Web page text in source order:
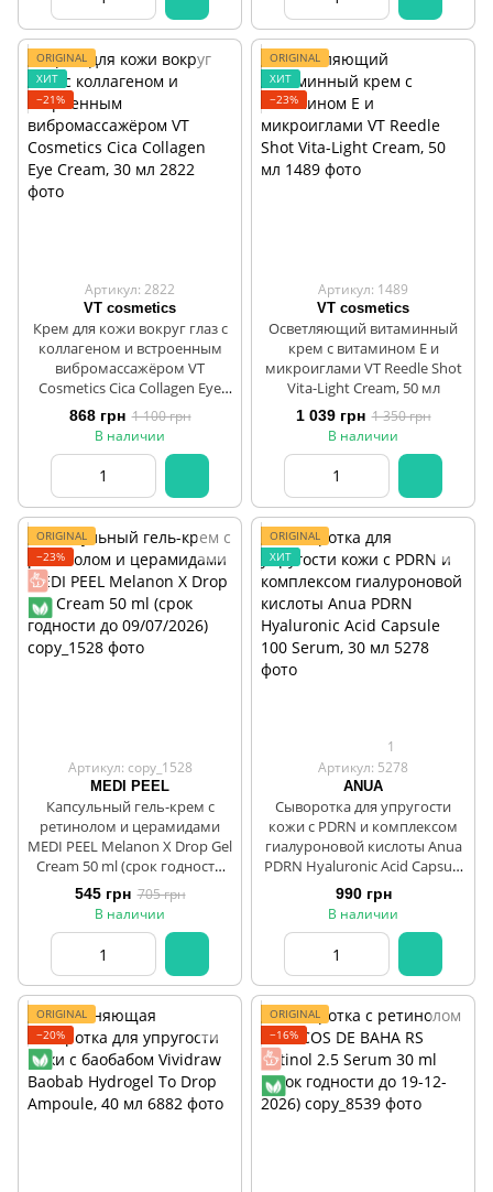
ORIGINAL
ХИТ
−21%
Артикул: 2822
VT cosmetics
Крем для кожи вокруг глаз с
коллагеном и встроенным
вибромассажёром VT
Cosmetics Cica Collagen Eye
Cream, 30 мл
868 грн 1 100 грн
В наличии
ORIGINAL
ХИТ
−23%
Артикул: 1489
VT cosmetics
Осветляющий витаминный
крем с витамином Е и
микроиглами VT Reedle Shot
Vita-Light Cream, 50 мл
1 039 грн 1 350 грн
В наличии
ORIGINAL
−23%
Артикул: copy_1528
MEDI PEEL
Капсульный гель-крем с
ретинолом и церамидами
MEDI PEEL Melanon X Drop Gel
Cream 50 ml (срок годности
до 09/07/2026)
545 грн 705 грн
В наличии
ORIGINAL
ХИТ
1
Артикул: 5278
ANUA
Сыворотка для упругости
кожи с PDRN и комплексом
гиалуроновой кислоты Anua
PDRN Hyaluronic Acid Capsule
100 Serum, 30 мл
990 грн
В наличии
ORIGINAL
−20%
ORIGINAL
−16%